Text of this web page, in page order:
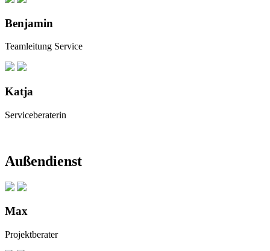
Benjamin
Teamleitung Service
Katja
Serviceberaterin
Außendienst
Max
Projektberater